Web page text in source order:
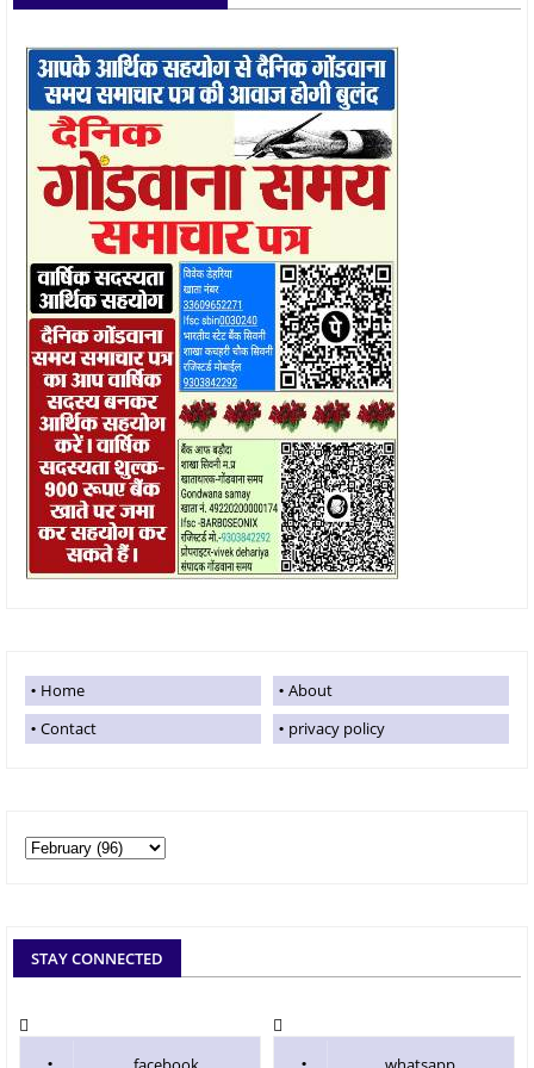
Home
About
Contact
privacy policy
STAY CONNECTED